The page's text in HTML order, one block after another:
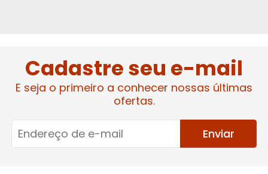
Cadastre seu e-mail
E seja o primeiro a conhecer nossas últimas
ofertas.
Enviar